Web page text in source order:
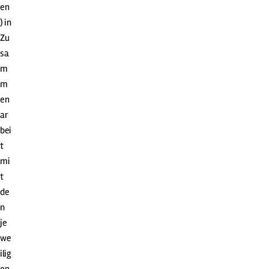
en
) in
Zu
sa
m
m
en
ar
bei
t
mi
t
de
n
je
we
ilig